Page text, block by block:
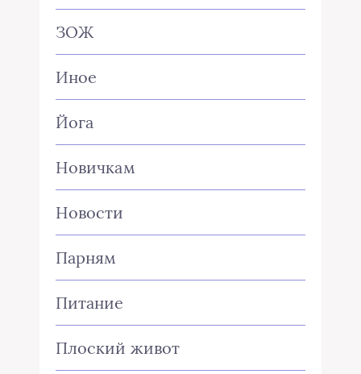
ЗОЖ
Иное
Йога
Новичкам
Новости
Парням
Питание
Плоский живот